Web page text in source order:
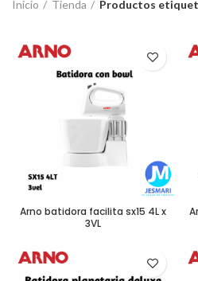
Inicio Tienda Productos
Arno batidora facilita sx15 4L x
3VL